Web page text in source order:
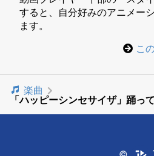
すると、自分好みのアニメー
ます。
こ
楽曲
「ハッピーシンセサイザ」踊っ